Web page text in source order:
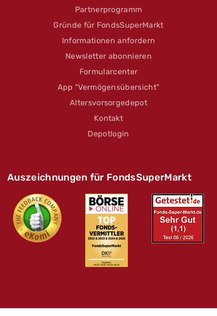
Partnerprogramm
Gründe für FondsSuperMarkt
Informationen anfordern
Newsletter abonnieren
Formularcenter
App "Vermögensübersicht"
Altersvorsorgedepot
Kontakt
Depotlogin
Auszeichnungen für FondsSuperMarkt